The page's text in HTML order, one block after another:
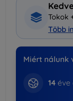
Tokok
Több
Miért nálunk
14éve